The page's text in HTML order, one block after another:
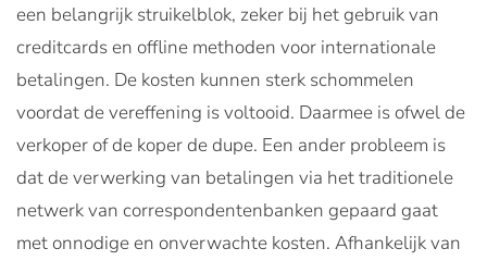
een belangrijk struikelblok, zeker bij het gebruik van
creditcards en offline methoden voor internationale
betalingen. De kosten kunnen sterk schommelen
voordat de vereffening is voltooid. Daarmee is ofwel de
verkoper of de koper de dupe. Een ander probleem is
dat de verwerking van betalingen via het traditionele
netwerk van correspondentenbanken gepaard gaat
met onnodige en onverwachte kosten. Afhankelijk van